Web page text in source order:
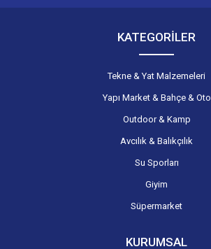
KATEGORİLER
Tekne & Yat Malzemeleri
Yapı Market & Bahçe & Oto
Outdoor & Kamp
Avcılık & Balıkçılık
Su Sporları
Giyim
Süpermarket
KURUMSAL